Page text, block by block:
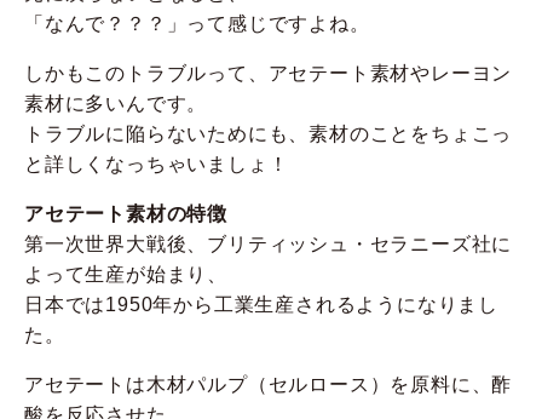
「なんで？？？」って感じですよね。
しかもこのトラブルって、アセテート素材やレーヨン
素材に多いんです。
トラブルに陥らないためにも、素材のことをちょこっ
と詳しくなっちゃいましょ！
アセテート素材の特徴
第一次世界大戦後、ブリティッシュ・セラニーズ社に
よって生産が始まり、
日本では1950年から工業生産されるようになりまし
た。
アセテートは木材パルプ（セルロース）を原料に、酢